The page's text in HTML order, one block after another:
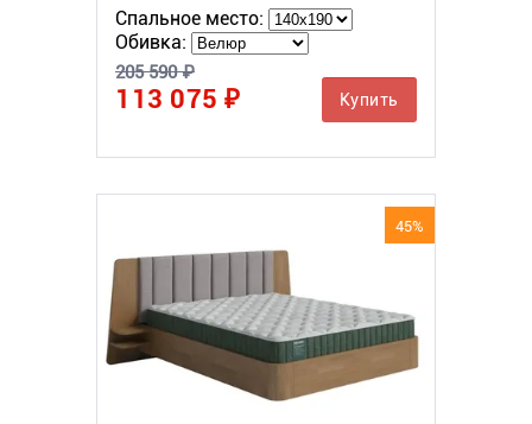
Спальное место:
Обивка:
205 590 ₽
113 075 ₽ Купить
45%